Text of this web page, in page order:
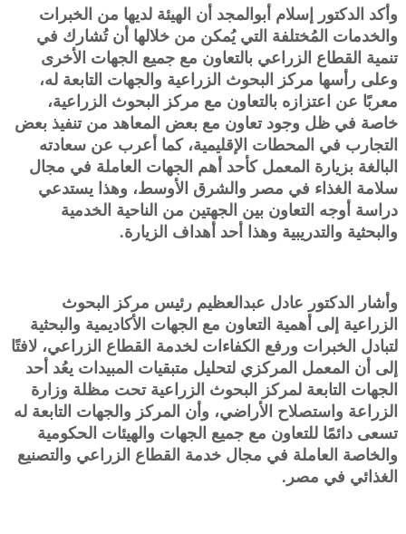
وأكد الدكتور إسلام أبوالمجد أن الهيئة لديها من الخبرات
والخدمات المُختلفة التي يُمكن من خلالها أن تُشارك في
تنمية القطاع الزراعي بالتعاون مع جميع الجهات الأخرى
وعلى رأسها مركز البحوث الزراعية والجهات التابعة له،
معربًا عن اعتزازه بالتعاون مع مركز البحوث الزراعية،
خاصة في ظل وجود تعاون مع بعض المعاهد من تنفيذ بعض
التجارب في المحطات الإقليمية، كما أعرب عن سعادته
البالغة بزيارة المعمل كأحد أهم الجهات العاملة في مجال
سلامة الغذاء في مصر والشرق الأوسط، وهذا يستدعي
دراسة أوجه التعاون بين الجهتين من الناحية الخدمية
والبحثية والتدريبية وهذا أحد أهداف الزيارة.
وأشار الدكتور عادل عبدالعظيم رئيس مركز البحوث
الزراعية إلى أهمية التعاون مع الجهات الأكاديمية والبحثية
لتبادل الخبرات ورفع الكفاءات لخدمة القطاع الزراعي، لافتًا
إلى أن المعمل المركزي لتحليل متبقيات المبيدات يعُد أحد
الجهات التابعة لمركز البحوث الزراعية تحت مظلة وزارة
الزراعة واستصلاح الأراضي، وأن المركز والجهات التابعة له
تسعى دائمًا للتعاون مع جميع الجهات والهيئات الحكومية
والخاصة العاملة في مجال خدمة القطاع الزراعي والتصنيع
الغذائي في مصر.